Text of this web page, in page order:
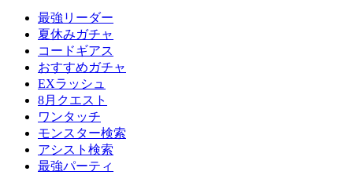
最強リーダー
夏休みガチャ
コードギアス
おすすめガチャ
EXラッシュ
8月クエスト
ワンタッチ
モンスター検索
アシスト検索
最強パーティ